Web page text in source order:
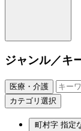
ジャンル／キ
医療・介護
カテゴリ選択
町村字 指定